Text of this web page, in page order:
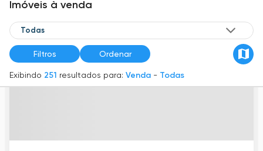
Imóveis à venda
Filtros Ordenar
Exibindo 251 resultados para: Venda - Todas